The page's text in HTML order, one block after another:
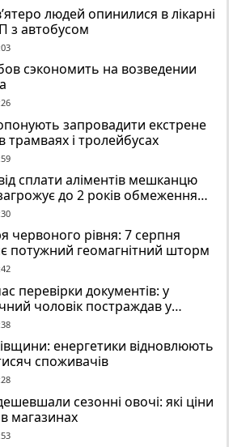
людей опинилися в лікарні
з автобусом
сэкономить на возведении
запровадити екстрене
трамваях і тролейбусах
сплати аліментів мешканцю
до 2 років обмеження
червоного рівня: 7 серпня
потужний геомагнітний шторм
перевірки документів: у
чоловік постраждав у
енергетики відновлюють
споживачів
сезонні овочі: які ціни
магазинах